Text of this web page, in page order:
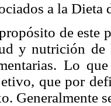
a la Dieta
de este
y nutrición de
Lo
que por
Generalmente